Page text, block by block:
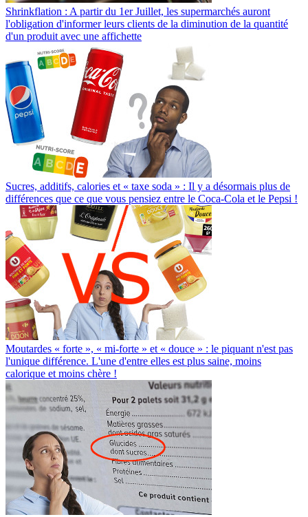
Shrinkflation : A partir du 1er Juillet, les supermarchés auront
l'obligation d'informer leurs clients de la diminution de la quantité
d'un produit avec une affichette
Sucres, additifs, calories et « taxe soda » : Il y a désormais plus de
différences que ce que vous pensiez entre le Coca-Cola et le Pepsi !
Moutardes « forte », « mi-forte » et « douce » : le piquant n'est pas
l'unique différence. L'une d'entre elles est plus saine, moins
calorique et moins chère !